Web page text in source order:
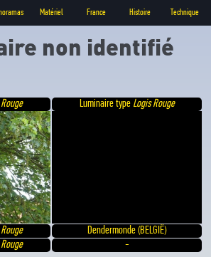
Matériel France Histoire Technique
non identifié
Luminaire type Logis Rouge
Dendermonde (BELGIË)
-